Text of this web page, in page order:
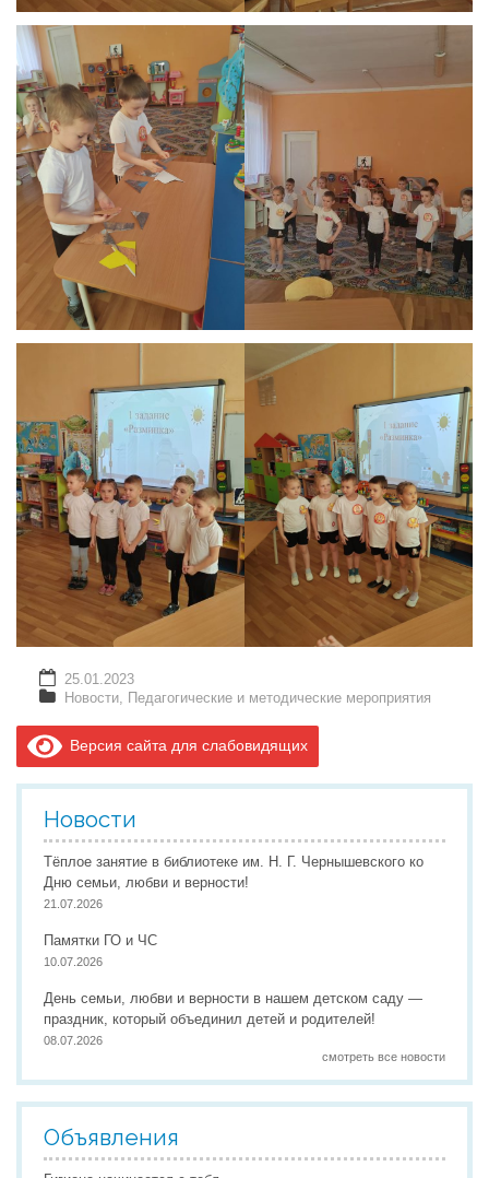
25.01.2023
Новости, Педагогические и методические мероприятия
Версия сайта для слабовидящих
Новости
Тёплое занятие в библиотеке им. Н. Г. Чернышевского ко
Дню семьи, любви и верности!
21.07.2026
Памятки ГО и ЧС
10.07.2026
День семьи, любви и верности в нашем детском саду —
праздник, который объединил детей и родителей!
08.07.2026
смотреть все новости
Объявления